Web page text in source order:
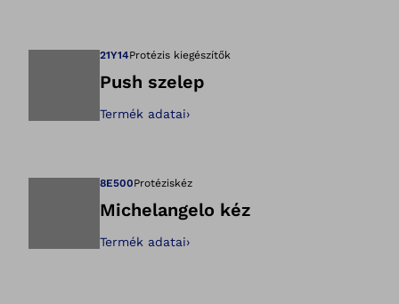
21Y14Protézis kiegészítők
Push szelep
Termék adatai›
8E500Protéziskéz
Michelangelo kéz
Termék adatai›